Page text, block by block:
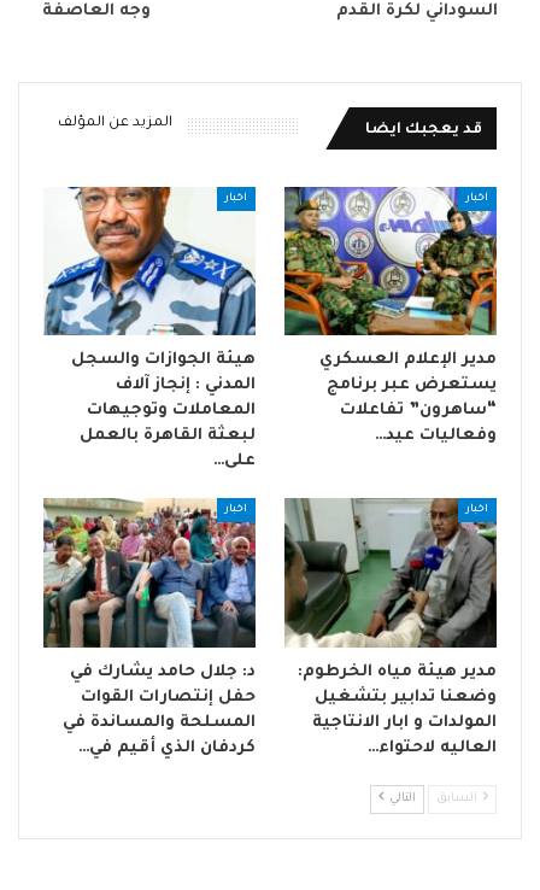
السوداني لكرة القدم
وجه العاصفة
قد يعجبك ايضا المزيد عن المؤلف
اخبار
مدير الإعلام العسكري
يستعرض عبر برنامج
“ساهرون” تفاعلات
وفعاليات عيد…
اخبار
هيئة الجوازات والسجل
المدني : إنجاز آلاف
المعاملات وتوجيهات
لبعثة القاهرة بالعمل
على…
اخبار
مدير هيئة مياه الخرطوم:
وضعنا تدابير بتشغيل
المولدات و ابار الانتاجية
العاليه لاحتواء…
اخبار
د: جلال حامد يشارك في
حفل إنتصارات القوات
المسلحة والمساندة في
كردفان الذي أقيم في…
السابق التالي